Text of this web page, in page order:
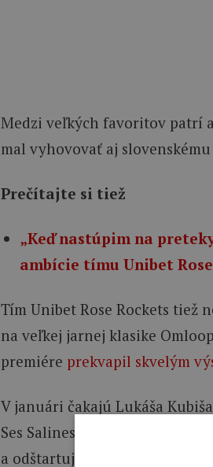
Medzi veľkých favoritov patrí
mal vyhovovať aj
Prečítajte si tiež
„Keď nastúpim na
ambície tímu Unibet
Tím Unibet Rose Rockets tiež
na veľkej jarnej klasike
premiére prekvapil skvelým
V januári čakajú Lukáša
Ses Salines (29.1.), február
a odštartuje na etapových